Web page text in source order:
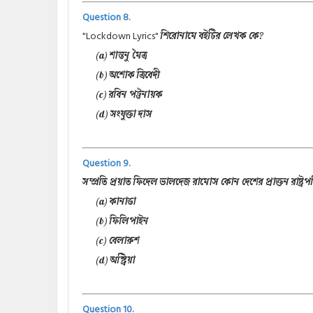
Question 8.
"Lockdown Lyrics"শিরোনামে বইটির লেখক কে?
(a) শান্তনু মৈত্র
(b) অশোক ত্রিবেদী
(c) রবিন পট্টনায়ক
(d) সংযুক্তা দাস
Question 9.
সম্প্রতি প্রয়াত ফিদেল ভালদেজ রামোস কোন দেশের প্রাক্তন
(a) কানাডা
(b) ফিলিপাইন
(c) বেলারুশ
(d) অস্ট্রিয়া
Question 10.